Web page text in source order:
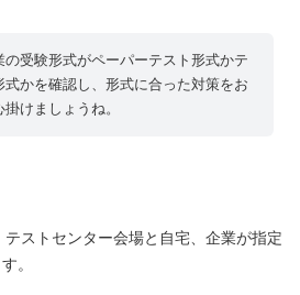
の受験形式がペーパーテスト形式かテ
式かを確認し、形式に合った対策をお
けましょうね。
ストセンター会場と自宅、企業が指定
。